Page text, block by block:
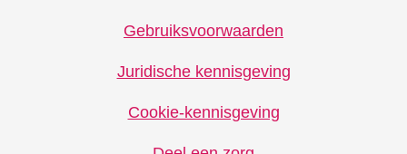
Gebruiksvoorwaarden
Juridische kennisgeving
Cookie-kennisgeving